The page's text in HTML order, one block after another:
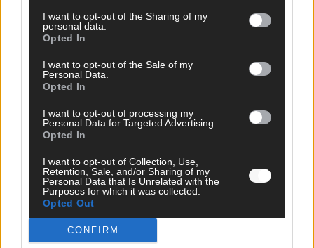
I want to opt-out of the Sharing of my
personal data.
Opted In
I want to opt-out of the Sale of my
Personal Data.
Opted In
I want to opt-out of processing my
Personal Data for Targeted Advertising.
Opted In
I want to opt-out of Collection, Use,
Retention, Sale, and/or Sharing of my
Personal Data that Is Unrelated with the
Purposes for which it was collected.
Opted Out
CONFIRM
KOMMENTAR
JJ hat den Abend gerettet – der Rest des ESC-Halbfinales
Mai 2026
ESC-Halbfinale 2: Das sagen die Wettquoten – vier sicher,
sechs zittern, einer chancenlos!
KOMMENTAR
Wer zahlt, steht im Finale – ist das beim ESC wirklich fair?